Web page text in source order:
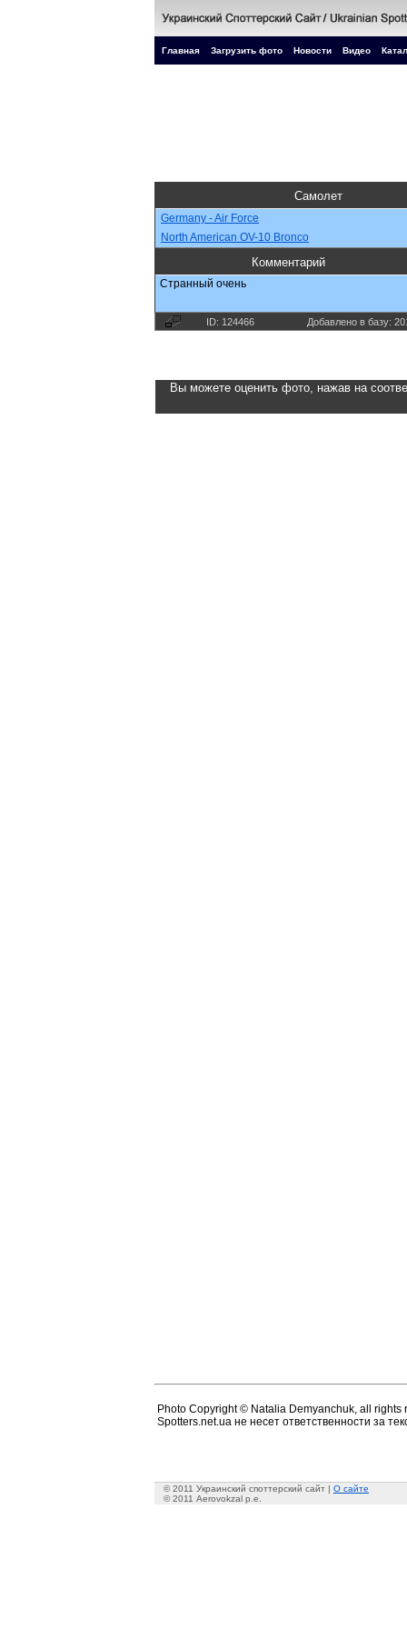
Главная Загрузить фото Новости Видео
Самолет
Germany - Air Force
North American OV-10 Bronco
Комментарий
Странный очень
ID: 124466 Добавлено в базу:
Вы можете оценить фото, нажав на
Photo Copyright © Natalia Demyanchuk, all rights
Spotters.net.ua не несет ответственности за
© 2011 Украинский споттерский сайт | О сайте
© 2011 Aerovokzal p.e.